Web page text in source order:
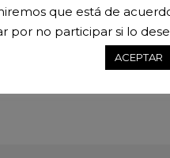
que está de
por no participar si lo
ACEPTAR